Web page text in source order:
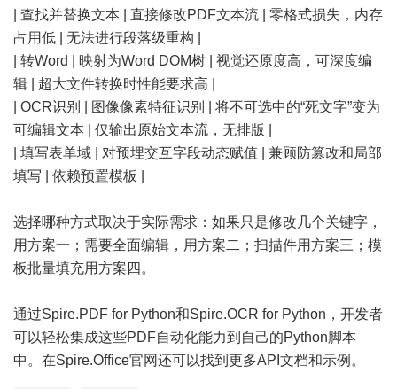
| 查找并替换文本 | 直接修改PDF文本流 | 零格式损失，内存
占用低 | 无法进行段落级重构 |
| 转Word | 映射为Word DOM树 | 视觉还原度高，可深度编
辑 | 超大文件转换时性能要求高 |
| OCR识别 | 图像像素特征识别 | 将不可选中的“死文字”变为
可编辑文本 | 仅输出原始文本流，无排版 |
| 填写表单域 | 对预埋交互字段动态赋值 | 兼顾防篡改和局部
填写 | 依赖预置模板 |
选择哪种方式取决于实际需求：如果只是修改几个关键字，
用方案一；需要全面编辑，用方案二；扫描件用方案三；模
板批量填充用方案四。
通过Spire.PDF for Python和Spire.OCR for Python，开发者
可以轻松集成这些PDF自动化能力到自己的Python脚本
中。在Spire.Office官网还可以找到更多API文档和示例。